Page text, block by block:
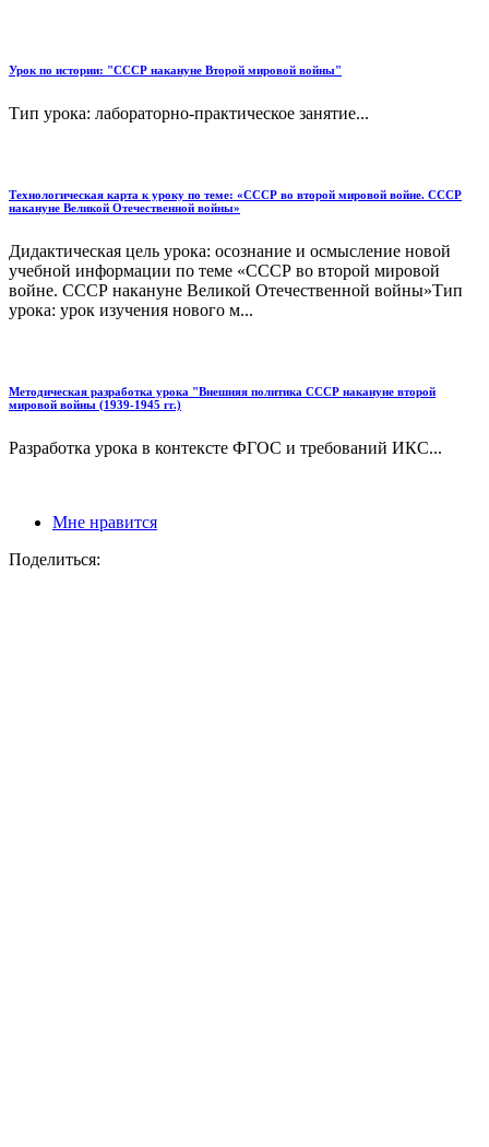
Урок по истории: "СССР накануне Второй мировой войны"
Тип урока: лабораторно-практическое занятие...
Технологическая карта к уроку по теме: «СССР во второй мировой войне. СССР
накануне Великой Отечественной войны»
Дидактическая цель урока: осознание и осмысление новой
учебной информации по теме «СССР во второй мировой
войне. СССР накануне Великой Отечественной войны»Тип
урока: урок изучения нового м...
Методическая разработка урока "Внешняя политика СССР накануне второй
мировой войны (1939-1945 гг.)
Разработка урока в контексте ФГОС и требований ИКС...
Мне нравится
Поделиться: